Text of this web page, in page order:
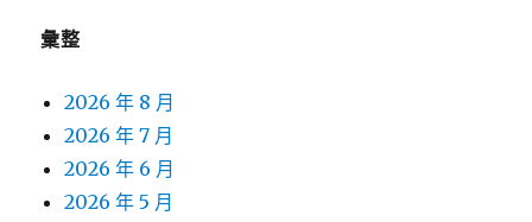
彙整
2026 年 8 月
2026 年 7 月
2026 年 6 月
2026 年 5 月